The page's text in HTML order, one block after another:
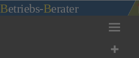
Zum
Inhalt
Betriebs-Berater